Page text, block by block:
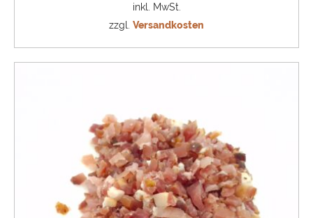
inkl. MwSt.
zzgl. Versandkosten